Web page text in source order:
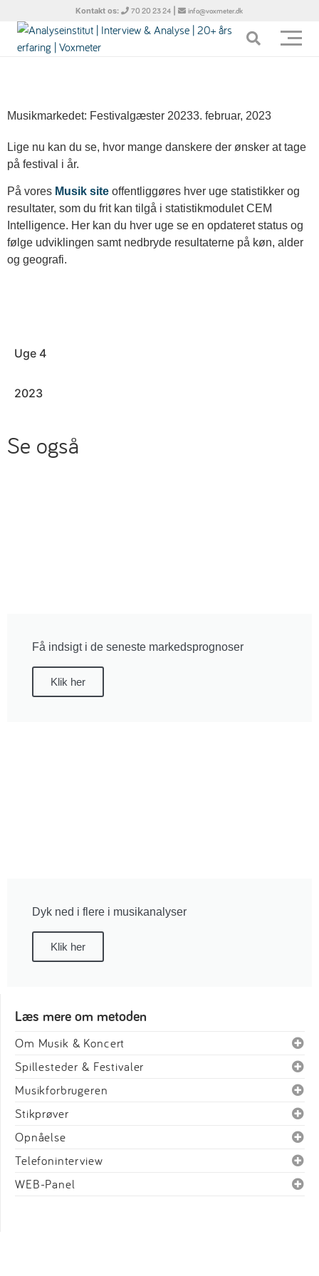
Kontakt os: 70 20 23 24 | info@voxmeter.dk
Musikmarkedet: Festivalgæster 20233. februar, 2023
Lige nu kan du se, hvor mange danskere der ønsker at tage
på festival i år.
På vores Musik site offentliggøres hver uge statistikker og
resultater, som du frit kan tilgå i statistikmodulet CEM
Intelligence. Her kan du hver uge se en opdateret status og
følge udviklingen samt nedbryde resultaterne på køn, alder
og geografi.
Uge 4
2023
Se også
Få indsigt i de seneste markedsprognoser
Klik her
Dyk ned i flere i musikanalyser
Klik her
Læs mere om metoden
Om Musik & Koncert
Spillesteder & Festivaler
Musikforbrugeren
Stikprøver
Opnåelse
Telefoninterview
WEB-Panel